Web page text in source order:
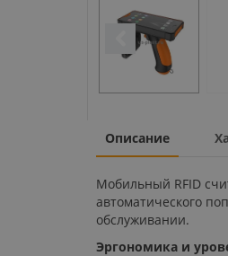
Описание
Мобильный RFID
автоматического
обслуживании.
Эргономика и